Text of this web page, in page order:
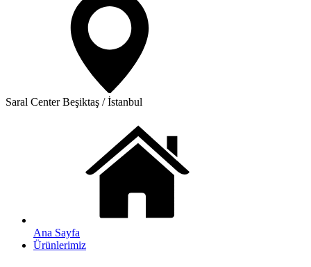
Saral CenterBeşiktaş / İstanbul
Ana Sayfa
Ürünlerimiz